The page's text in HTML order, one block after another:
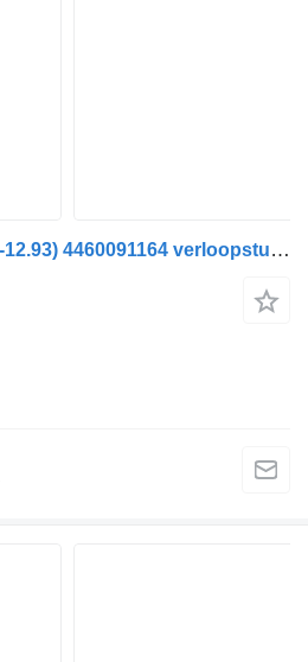
ZF Jetliner N213 (01.73-12.93) 4460091164 verloopstuk voor Neoplan Spaceliner, Skyliner, Jetliner, Cityliner (1973-) bus